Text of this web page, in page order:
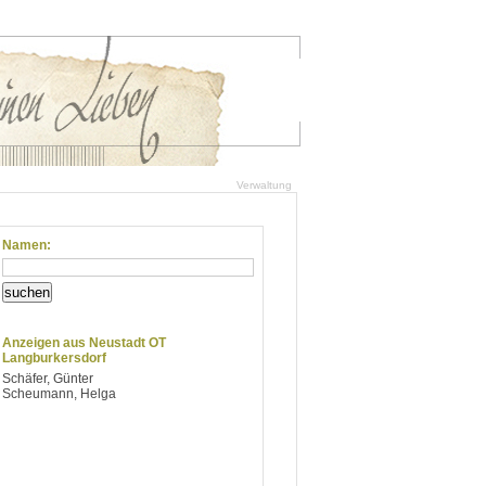
Verwaltung
Namen:
suchen
Anzeigen aus Neustadt OT
Langburkersdorf
Schäfer, Günter
Scheumann, Helga